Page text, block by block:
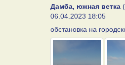
Дамба, южная ветка
06.04.2023 18:05
обстановка на